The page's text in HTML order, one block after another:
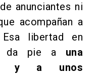
anunciantes ni
acompañan a
libertad en
da pie a una
y a unos